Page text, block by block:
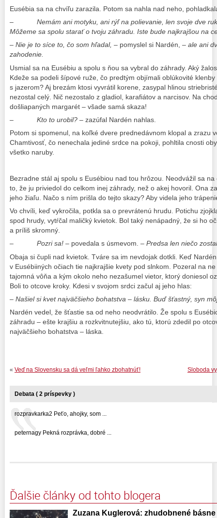
Eusébia sa na chvíľu zarazila. Potom sa nahla nad neho,
– Nemám ani motyku, ani rýľ na polievanie, len svoje dve
Môžeme sa spolu starať o tvoju záhradu. Iste bude najkrajšou na
– Nie je to síce to, čo som hľadal, – pomyslel si Nardén, – ale ani
zahodenie.
Usmial sa na Eusébiu a spolu s ňou sa vybral do záhrady. Aký
Kdeže sa podeli šípové ruže, čo predtým objímali oblúkovité
s jazerom? Aj brezám ktosi vyvrátil korene, zasypal hlinou
nezostal celý. Nič nezostalo z gladiol, karafiátov a narcisov. Na
došliapaných margarét – všade samá skaza!
– Kto to urobil? – zazúfal Nardén nahlas.
Potom si spomenul, na koľké dvere prednedávnom klopal a zrazu
Chamtivosť, čo nenechala jediné srdce na pokoji, pohltila cnosti
všetko naruby.
Bezradne stál aj spolu s Eusébiou nad tou hrôzou. Neodvážil sa
to, že ju priviedol do celkom inej záhrady, než o akej hovoril. Ona
jeho žiaľu. Načo s ním prišla do tejto skazy? Aby videla jeho
Vo chvíli, keď vykročila, potkla sa o prevrátenú hrudu. Potichu
spod hrudy, vytŕčal maličký kvietok. Bol taký nenápadný, že si ho
a príliš skromný.
– Pozri sa! – povedala s úsmevom. – Predsa len niečo
Obaja si čupli nad kvietok. Tváre sa im nevdojak dotkli. Keď
v Eusébiiných očiach tie najkrajšie kvety pod slnkom. Pozeral na
tajomná vôňa a kým okolo neho nezašumel vietor, ktorý doniesol
Boli to otcove kroky. Kdesi v svojom srdci začul aj jeho hlas:
– Našiel si kvet najväčšieho bohatstva – lásku. Buď šťastný, syn
Nardén vedel, že šťastie sa od neho neodvrátilo. Že spolu s
záhradu – ešte krajšiu a rozkvitnutejšiu, ako tú, ktorú zdedil po
najväčšieho bohatstva – láska.
Sloboda
« Veď na Slovensku sa dá veľmi ľahko zbohatnúť!
Debata ( 2 príspevky )
rozpravkarka2 Peťo, ahojky, som ...
peternagy Pekná rozprávka, dobré ...
Ďalšie články od tohto blogera
Zuzana Kuglerová: zhudobnené básne